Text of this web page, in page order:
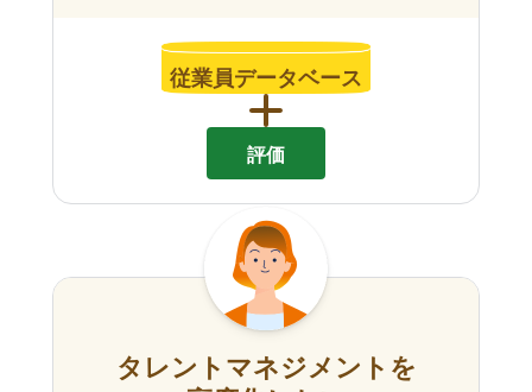
従業員データベース
評価
タレントマネジメントを